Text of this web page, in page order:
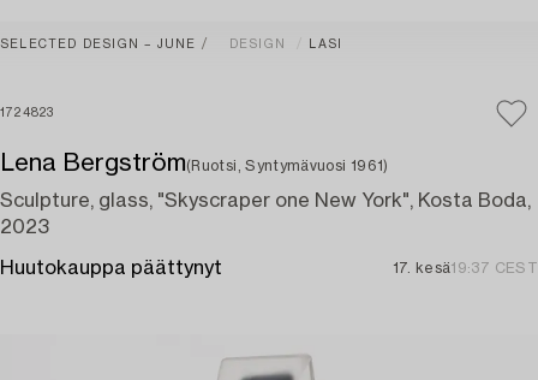
SELECTED DESIGN – JUNE DESIGN LASI
1724823
Lena Bergström(Ruotsi, Syntymävuosi 1961)
Sculpture, glass, "Skyscraper one New York", Kosta Boda,
2023
Huutokauppa päättynyt 17. kesä19:37 CEST